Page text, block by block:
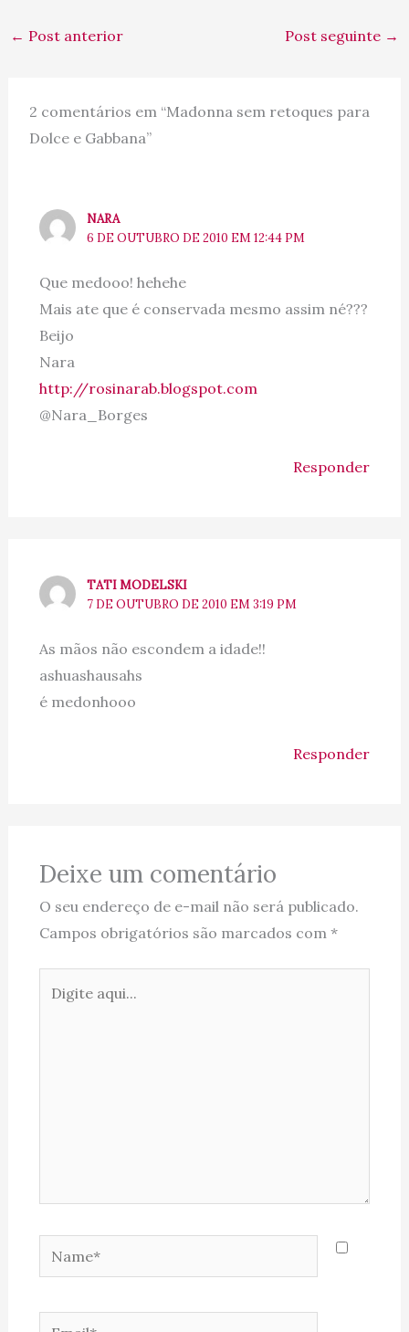
← Post anterior Post seguinte →
2 comentários em “Madonna sem retoques para
Dolce e Gabbana”
NARA
6 DE OUTUBRO DE 2010 EM 12:44 PM
Que medooo! hehehe
Mais ate que é conservada mesmo assim né???
Beijo
Nara
http://rosinarab.blogspot.com
@Nara_Borges
Responder
TATI MODELSKI
7 DE OUTUBRO DE 2010 EM 3:19 PM
As mãos não escondem a idade!!
ashuashausahs
é medonhooo
Responder
Deixe um comentário
O seu endereço de e-mail não será publicado.
Campos obrigatórios são marcados com *
aqui...